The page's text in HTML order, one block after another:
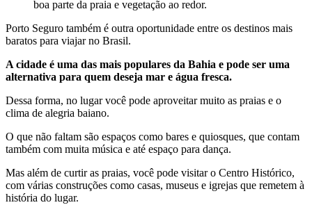
Porto Seguro também é outra oportunidade entre os destinos mais
baratos para viajar no Brasil.
A cidade é uma das mais populares da Bahia e pode ser uma
alternativa para quem deseja mar e água fresca.
Dessa forma, no lugar você pode aproveitar muito as praias e o
clima de alegria baiano.
O que não faltam são espaços como bares e quiosques, que contam
também com muita música e até espaço para dança.
Mas além de curtir as praias, você pode visitar o Centro Histórico,
com várias construções como casas, museus e igrejas que remetem à
história do lugar.